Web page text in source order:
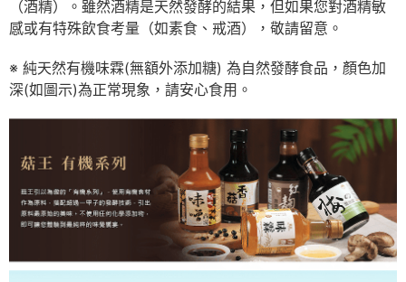
（酒精）。雖然酒精是天然發酵的結果，但如果您對酒精敏
感或有特殊飲食考量（如素食、戒酒），敬請留意。
※ 純天然有機味霖(無額外添加糖) 為自然發酵食品，顏色加
深(如圖示)為正常現象，請安心食用。